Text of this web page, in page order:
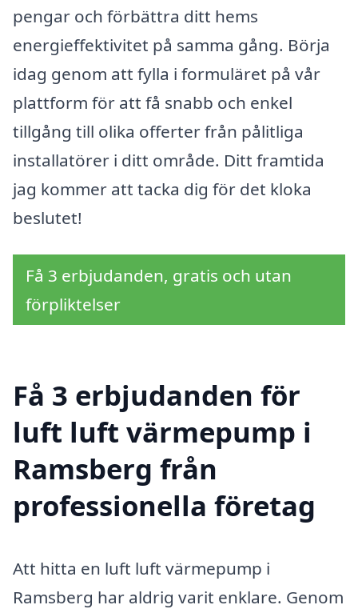
pengar och förbättra ditt hems
energieffektivitet på samma gång. Börja
idag genom att fylla i formuläret på vår
plattform för att få snabb och enkel
tillgång till olika offerter från pålitliga
installatörer i ditt område. Ditt framtida
jag kommer att tacka dig för det kloka
beslutet!
Få 3 erbjudanden, gratis och utan
förpliktelser
Få 3 erbjudanden för
luft luft värmepump i
Ramsberg från
professionella företag
Att hitta en luft luft värmepump i
Ramsberg har aldrig varit enklare. Genom